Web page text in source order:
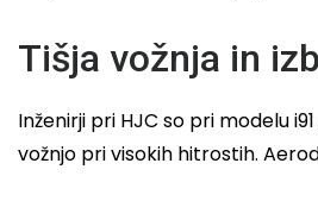
Tišja vožnja in
Inženirji pri HJC so pri modelu
vožnjo pri visokih hitrostih.